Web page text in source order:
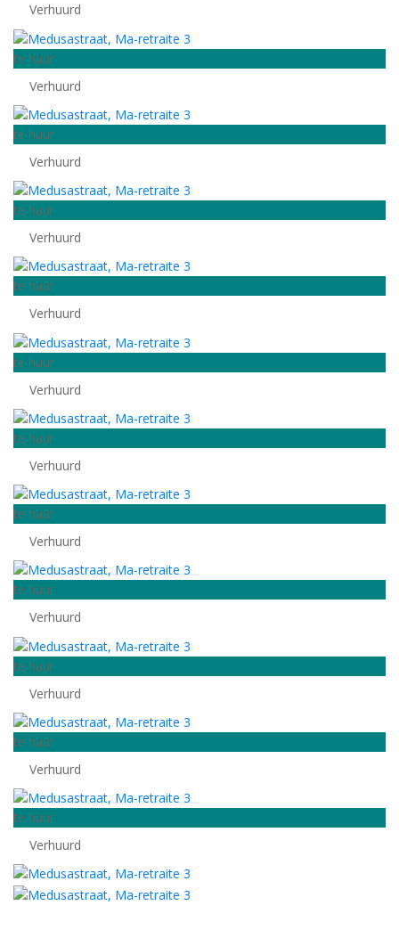
Verhuurd
te huur
Verhuurd
te huur
Verhuurd
te huur
Verhuurd
te huur
Verhuurd
te huur
Verhuurd
te huur
Verhuurd
te huur
Verhuurd
te huur
Verhuurd
te huur
Verhuurd
te huur
Verhuurd
te huur
Verhuurd